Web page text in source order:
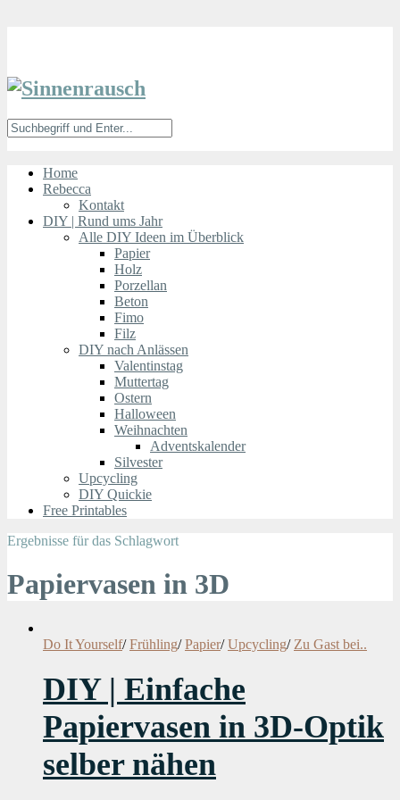
Home
Rebecca
Kontakt
DIY | Rund ums Jahr
Alle DIY Ideen im Überblick
Papier
Holz
Porzellan
Beton
Fimo
Filz
DIY nach Anlässen
Valentinstag
Muttertag
Ostern
Halloween
Weihnachten
Adventskalender
Silvester
Upcycling
DIY Quickie
Free Printables
Ergebnisse für das Schlagwort
Papiervasen in 3D
Do It Yourself/ Frühling/ Papier/ Upcycling/ Zu Gast bei..
DIY | Einfache
Papiervasen in 3D-Optik
selber nähen